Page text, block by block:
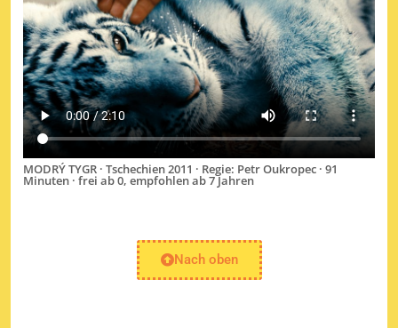
MODRÝ TYGR · Tschechien 2011 · Regie: Petr Oukropec · 91
Minuten · frei ab 0, empfohlen ab 7 Jahren
Nach oben